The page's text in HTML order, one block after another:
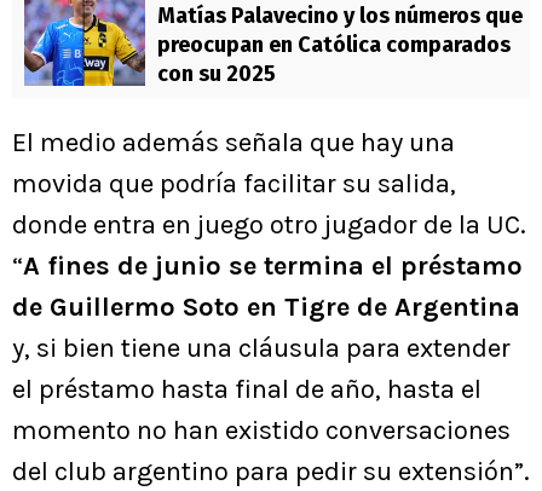
Matías Palavecino y los números que
preocupan en Católica comparados
con su 2025
El medio además señala que hay una
movida que podría facilitar su salida,
donde entra en juego otro jugador de la UC.
“A fines de junio se termina el préstamo
de Guillermo Soto en Tigre de Argentina
y, si bien tiene una cláusula para extender
el préstamo hasta final de año, hasta el
momento no han existido conversaciones
del club argentino para pedir su extensión”.